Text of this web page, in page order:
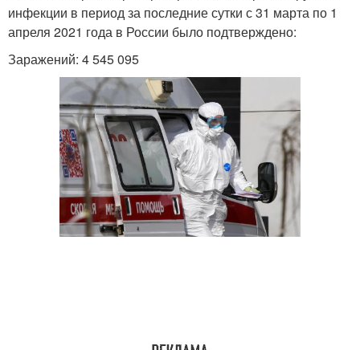
инфекции в период за последние сутки с 31 марта по 1
апреля 2021 года в России было подтверждено:
Заражений: 4 545 095